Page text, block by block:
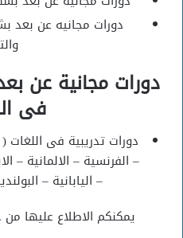
دورات مجانيه عن بعد
دورات مجانية عن
فى
دورات تدريبية فى اللغات (
– الفرنسية – الالمانية –
– اليابانية –
يمكنكم الاطلاع عليها